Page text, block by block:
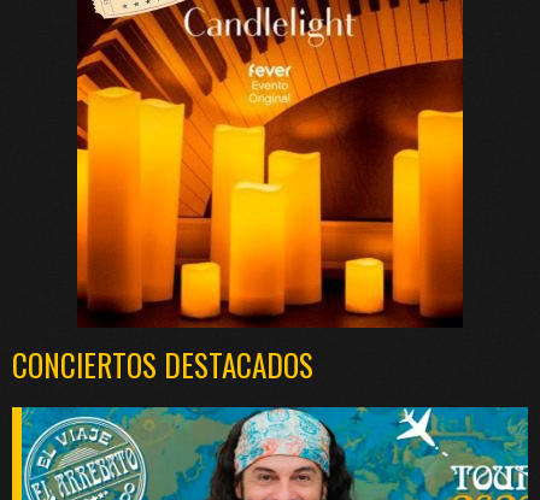
CONCIERTOS DESTACADOS